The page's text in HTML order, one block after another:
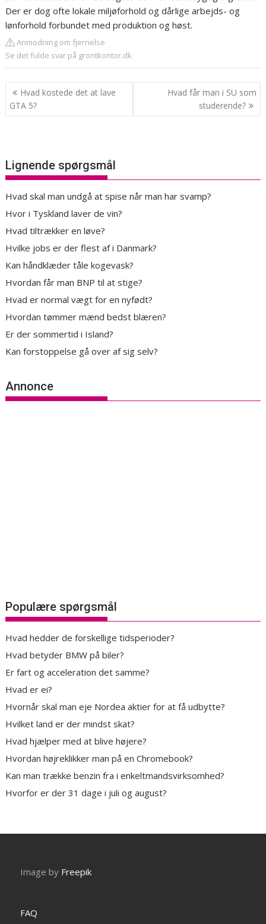
Der er dog ofte lokale miljøforhold og dårlige arbejds- og
lønforhold forbundet med produktion og høst.
Anmodning om fjernelse
Se det fulde svar på grontkontor.dk
Indlægsnavigation
Hvad kostede det at lave
GTA 5?
Hvad får man i SU som
studerende?
Lignende spørgsmål
Hvad skal man undgå at spise når man har svamp?
Hvor i Tyskland laver de vin?
Hvad tiltrækker en løve?
Hvilke jobs er der flest af i Danmark?
Kan håndklæder tåle kogevask?
Hvordan får man BNP til at stige?
Hvad er normal vægt for en nyfødt?
Hvordan tømmer mænd bedst blæren?
Er der sommertid i Island?
Kan forstoppelse gå over af sig selv?
Annonce
Populære spørgsmål
Hvad hedder de forskellige tidsperioder?
Hvad betyder BMW på biler?
Er fart og acceleration det samme?
Hvad er ei?
Hvornår skal man eje Nordea aktier for at få udbytte?
Hvilket land er der mindst skat?
Hvad hjælper med at blive højere?
Hvordan højreklikker man på en Chromebook?
Kan man trække benzin fra i enkeltmandsvirksomhed?
Hvorfor er der 31 dage i juli og august?
Image by Freepik
FAQ